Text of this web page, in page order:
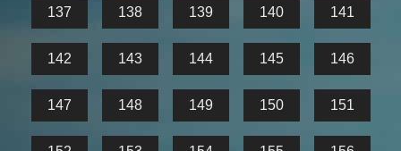
137 138 139 140 141
142 143 144 145 146
147 148 149 150 151